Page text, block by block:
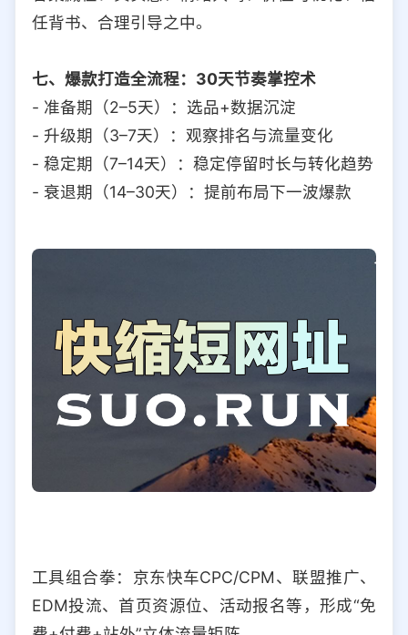
任背书、合理引导之中。
七、爆款打造全流程：30天节奏掌控术
- 准备期（2–5天）：选品+数据沉淀
- 升级期（3–7天）：观察排名与流量变化
- 稳定期（7–14天）：稳定停留时长与转化趋势
- 衰退期（14–30天）：提前布局下一波爆款
工具组合拳：京东快车CPC/CPM、联盟推广、
EDM投流、首页资源位、活动报名等，形成“免